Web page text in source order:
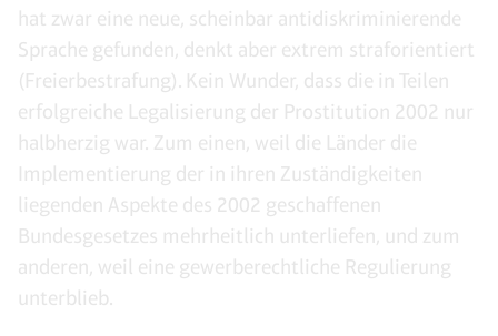
hat zwar eine neue, scheinbar antidiskriminierende
Sprache gefunden, denkt aber extrem straforientiert
(Freierbestrafung). Kein Wunder, dass die in Teilen
erfolgreiche Legalisierung der Prostitution 2002 nur
halbherzig war. Zum einen, weil die Länder die
Implementierung der in ihren Zuständigkeiten
liegenden Aspekte des 2002 geschaffenen
Bundesgesetzes mehrheitlich unterliefen, und zum
anderen, weil eine gewerberechtliche Regulierung
unterblieb.